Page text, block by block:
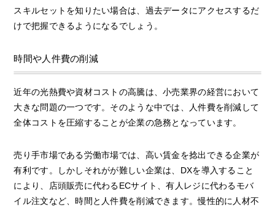
スキルセットを知りたい場合は、過去データにアクセスするだ
けで把握できるようになるでしょう。
時間や人件費の削減
近年の光熱費や資材コストの高騰は、小売業界の経営において
大きな問題の一つです。そのような中では、人件費を削減して
全体コストを圧縮することが企業の急務となっています。
売り手市場である労働市場では、高い賃金を捻出できる企業が
有利です。しかしそれがが難しい企業は、DXを導入すること
により、店頭販売に代わるECサイト、有人レジに代わるモバ
イル注文など、時間と人件費を削減できます。慢性的に人材不